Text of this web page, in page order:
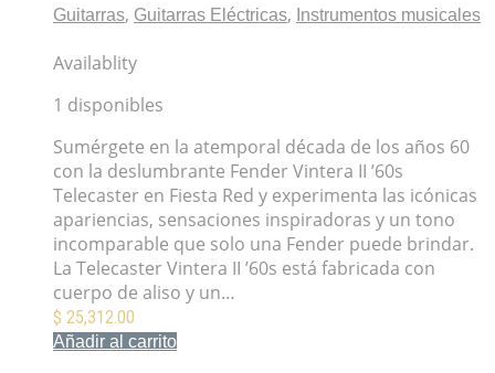
Guitarras, Guitarras Eléctricas, Instrumentos musicales
Availablity
1 disponibles
Sumérgete en la atemporal década de los años 60
con la deslumbrante Fender Vintera II ’60s
Telecaster en Fiesta Red y experimenta las icónicas
apariencias, sensaciones inspiradoras y un tono
incomparable que solo una Fender puede brindar.
La Telecaster Vintera II ’60s está fabricada con
cuerpo de aliso y un…
$ 25,312.00
Añadir al carrito